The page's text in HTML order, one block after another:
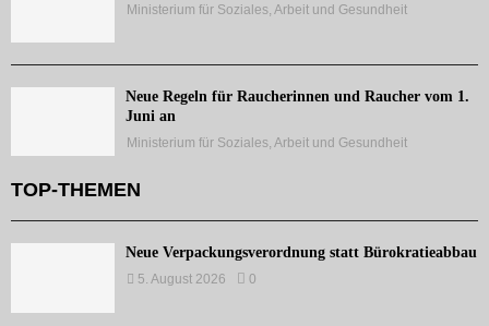
Ministerium für Soziales, Arbeit und Gesundheit
Neue Regeln für Raucherinnen und Raucher vom 1.
Juni an
Ministerium für Soziales, Arbeit und Gesundheit
TOP-THEMEN
Neue Verpackungsverordnung statt Bürokratieabbau
5. August 2026 0